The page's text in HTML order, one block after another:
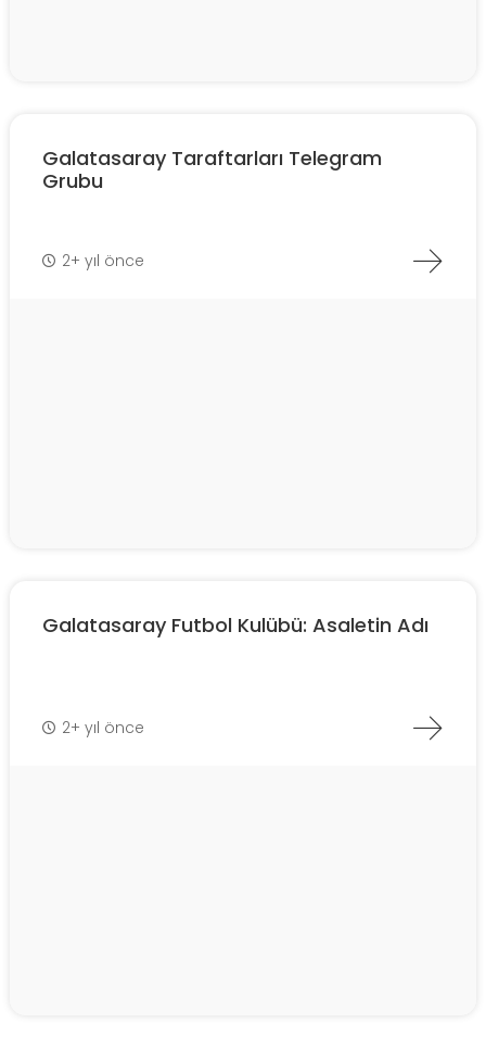
Galatasaray Taraftarları Telegram
Grubu
2+ yıl önce
Galatasaray Futbol Kulübü: Asaletin Adı
2+ yıl önce